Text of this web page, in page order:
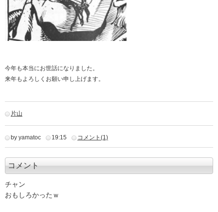
今年も本当にお世話になりました。
来年もよろしくお願い申し上げます。
片山
by yamatoc 19:15 コメント(1)
コメント
チャン
おもしろかったｗ